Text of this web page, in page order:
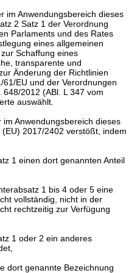
im Anwendungsbereich dieses
2 Satz 1 der Verordnung
Parlaments und des Rates
eines allgemeinen
Schaffung eines
transparente und
Änderung der Richtlinien
EU und der Verordnungen
2012 (ABl. L 347 vom
auswählt.
Anwendungsbereich dieses
2017/2402 verstößt, indem
1 einen dort genannten Anteil
1 bis 4 oder 5 eine
vollständig, nicht in der
rechtzeitig zur Verfügung
1 oder 2 ein anderes
dort genannte Bezeichnung